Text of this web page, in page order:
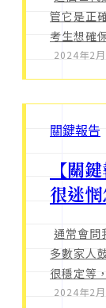
管它是正
考生想確
2024年2
關鍵報告
【關
很迷惘
通常會問
多數家人
很穩定等
2024年2